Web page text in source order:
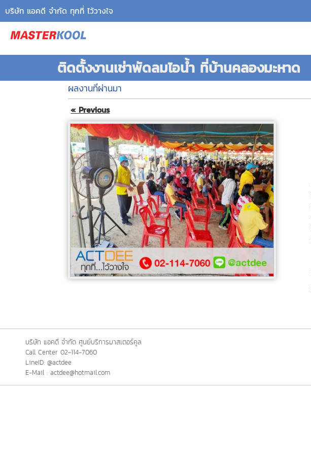
บริษัท แอคดี จำกัด ทุกที่ ไว้วางใจ
ติดตั้งงานเช่าพัดลมไอน้ำ ที่บ้านคลองมะหาด
ผลงานที่ผ่านมา
« Previous
บริษัท แอคดี จำกัด ศูนย์บริการมาสเตอร์คูล
Call Center 02-114-7060
LineID: @actdee
E-Mail : actdee@hotmail.com